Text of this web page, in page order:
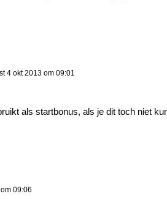
4 okt 2013 om 09:01
als startbonus, als je dit toch niet
09:06